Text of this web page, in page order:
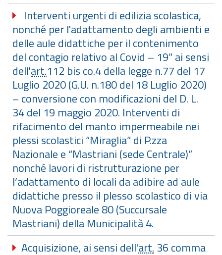
Interventi urgenti di edilizia scolastica,
nonché per l'adattamento degli ambienti e
delle aule didattiche per il contenimento
del contagio relativo al Covid – 19” ai sensi
dell'art.112 bis co.4 della legge n.77 del 17
Luglio 2020 (G.U. n.180 del 18 Luglio 2020)
– conversione con modificazioni del D. L.
34 del 19 maggio 2020. Interventi di
rifacimento del manto impermeabile nei
plessi scolastici “Miraglia” di P.zza
Nazionale e “Mastriani (sede Centrale)”
nonché lavori di ristrutturazione per
l’adattamento di locali da adibire ad aule
didattiche presso il plesso scolastico di via
Nuova Poggioreale 80 (Succursale
Mastriani) della Municipalità 4.
Acquisizione, ai sensi dell'art. 36 comma